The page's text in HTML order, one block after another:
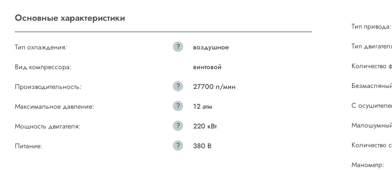
Основные характеристики
Тип охлаждения: ?
воздушное
Вид компрессора:
винтовой
Производительность:
?
27700 л/мин
Максимальное давление:
?
12 атм
Мощность двигателя:
?
220 кВт
Питание:
? 380 В
Тип привода:
Тип
Количество
С
Количество
Манометр: